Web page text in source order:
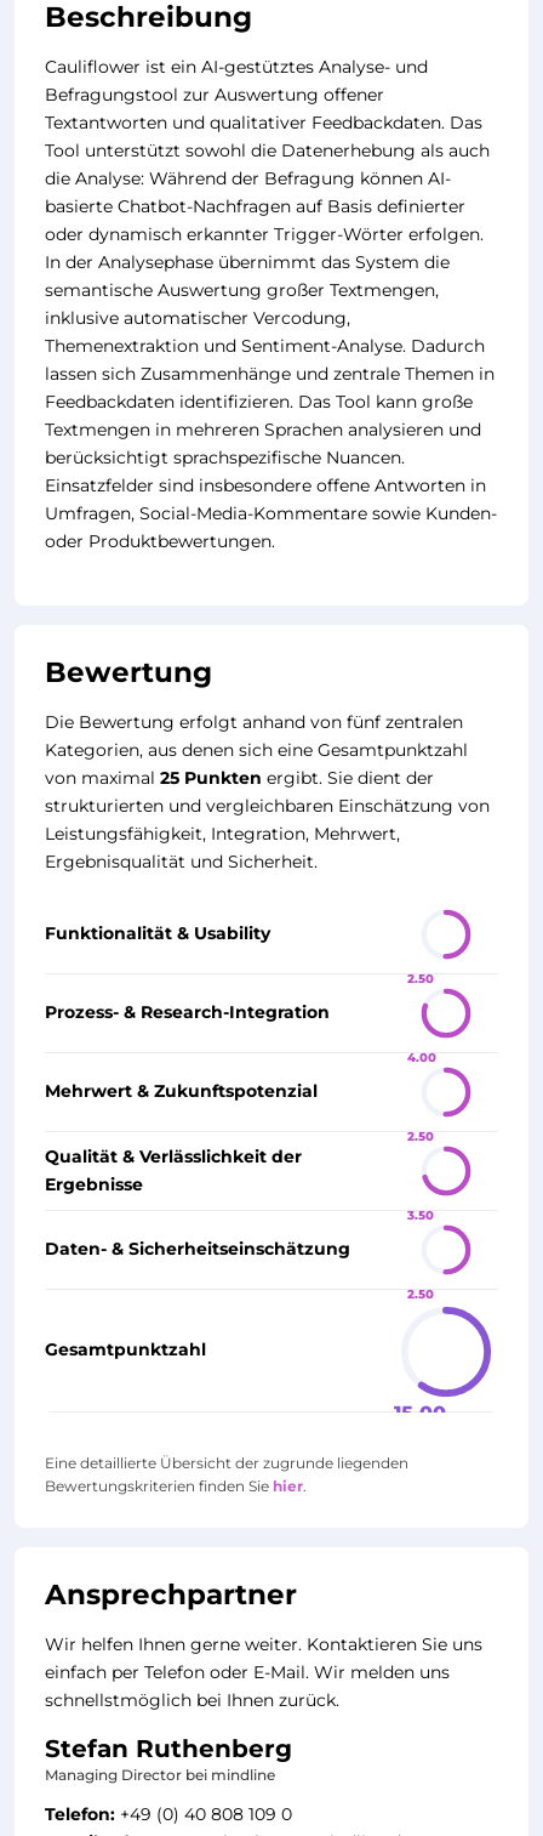
Beschreibung
Cauliflower ist ein AI-gestütztes Analyse- und
Befragungstool zur Auswertung offener
Textantworten und qualitativer Feedbackdaten. Das
Tool unterstützt sowohl die Datenerhebung als auch
die Analyse: Während der Befragung können AI-
basierte Chatbot-Nachfragen auf Basis definierter
oder dynamisch erkannter Trigger-Wörter erfolgen.
In der Analysephase übernimmt das System die
semantische Auswertung großer Textmengen,
inklusive automatischer Vercodung,
Themenextraktion und Sentiment-Analyse. Dadurch
lassen sich Zusammenhänge und zentrale Themen in
Feedbackdaten identifizieren. Das Tool kann große
Textmengen in mehreren Sprachen analysieren und
berücksichtigt sprachspezifische Nuancen.
Einsatzfelder sind insbesondere offene Antworten in
Umfragen, Social-Media-Kommentare sowie Kunden-
oder Produktbewertungen.
Bewertung
Die Bewertung erfolgt anhand von fünf zentralen
Kategorien, aus denen sich eine Gesamtpunktzahl
von maximal 25 Punkten ergibt. Sie dient der
strukturierten und vergleichbaren Einschätzung von
Leistungsfähigkeit, Integration, Mehrwert,
Ergebnisqualität und Sicherheit.
Funktionalität & Usability
2.50
Prozess- & Research-Integration
4.00
Mehrwert & Zukunftspotenzial
2.50
Qualität & Verlässlichkeit der
Ergebnisse
3.50
Daten- & Sicherheitseinschätzung
2.50
Gesamtpunktzahl
15.00
Eine detaillierte Übersicht der zugrunde liegenden
Bewertungskriterien finden Sie hier.
Ansprechpartner
Wir helfen Ihnen gerne weiter. Kontaktieren Sie uns
einfach per Telefon oder E-Mail. Wir melden uns
schnellstmöglich bei Ihnen zurück.
Stefan Ruthenberg
Managing Director bei mindline
Telefon: +49 (0) 40 808 109 0